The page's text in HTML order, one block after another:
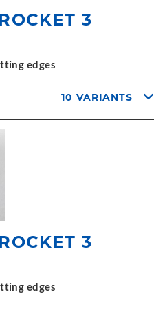
3
edges
10 VARIANTS
3
edges